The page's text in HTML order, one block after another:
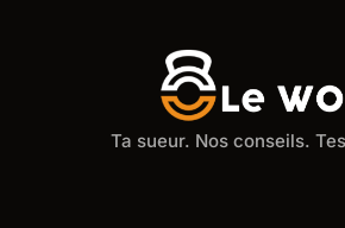
Ta sueur. Nos conseils.